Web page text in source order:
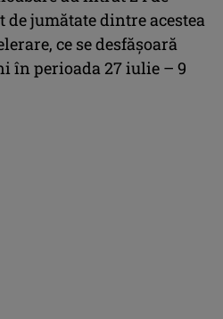
jumătate dintre acestea
ce se desfăşoară
în perioada 27 iulie – 9